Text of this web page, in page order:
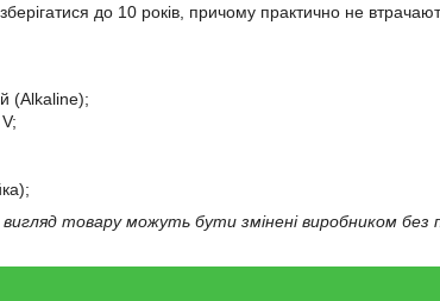
до 10 років, причому практично не
(Alkaline);
товару можуть бути змінені виробником без